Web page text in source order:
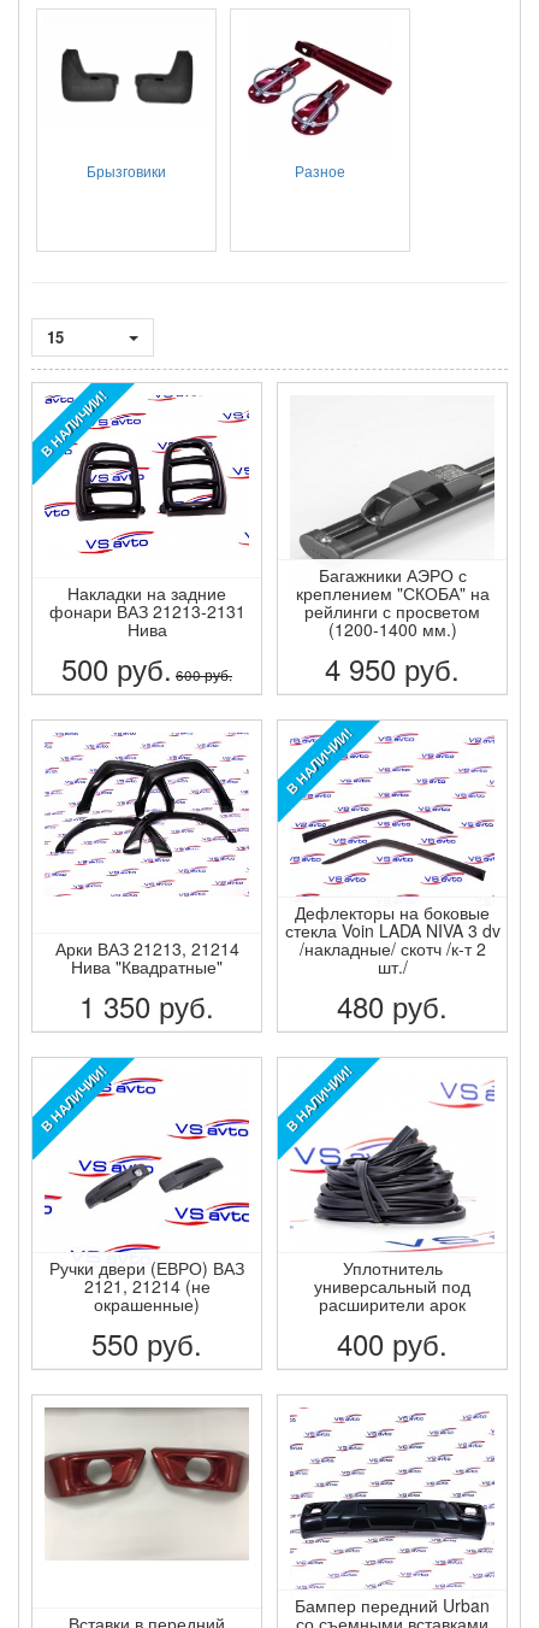
Брызговики Разное
15
В НАЛИЧИИ!
Накладки на задние
фонари ВАЗ 21213-2131
Нива
500 руб. 600руб.
ПОДРОБНЕЕ
Багажники АЭРО с
креплением "СКОБА" на
рейлинги с просветом
(1200-1400 мм.)
4 950 руб.
ПОДРОБНЕЕ
Арки ВАЗ 21213, 21214
Нива "Квадратные"
1 350 руб.
ПОДРОБНЕЕ
В НАЛИЧИИ!
Дефлекторы на боковые
стекла Voin LADA NIVA 3 dv
/накладные/ скотч /к-т 2
шт./
480 руб.
ПОДРОБНЕЕ
В НАЛИЧИИ!
Ручки двери (ЕВРО) ВАЗ
2121, 21214 (не
окрашенные)
550 руб.
ПОДРОБНЕЕ
В НАЛИЧИИ!
Уплотнитель
универсальный под
расширители арок
400 руб.
ПОДРОБНЕЕ
Вставки в передний
Бампер передний Urban
со съемными вставками